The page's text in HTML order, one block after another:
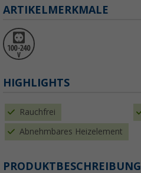
ARTIKELMERKMALE
HIGHLIGHTS
Rauchfrei
Abnehmbares Heizelement
PRODUKTBESCHREIBUNG